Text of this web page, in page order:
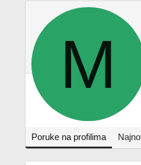
M
Poruke na profilima